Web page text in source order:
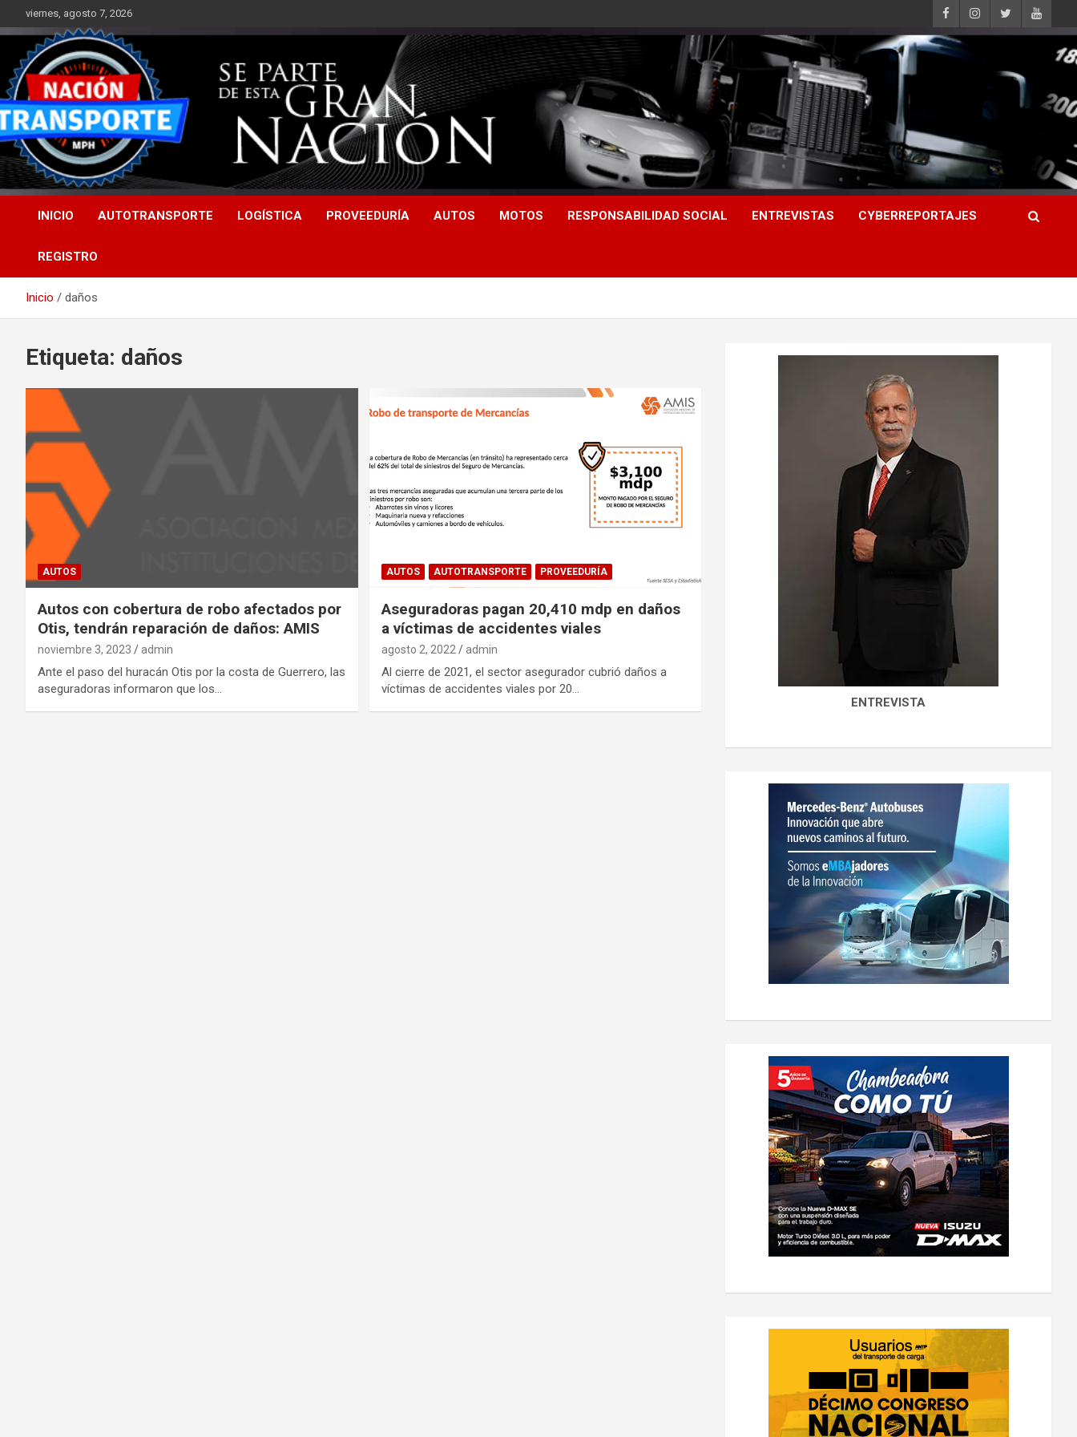
al
contenido
viernes, agosto 7, 2026
INICIO AUTOTRANSPORTE LOGÍSTICA PROVEEDURÍA AUTOS MOTOS RESPONSABILIDAD SOCIAL ENTREVISTAS CYBERREPORTAJES
REGISTRO
Inicio daños
Etiqueta: daños
AUTOS
Autos con cobertura de robo afectados por
Otis, tendrán reparación de daños: AMIS
noviembre 3, 2023 admin
Ante el paso del huracán Otis por la costa de Guerrero, las
aseguradoras informaron que los…
AUTOS AUTOTRANSPORTE PROVEEDURÍA
Aseguradoras pagan 20,410 mdp en daños
a víctimas de accidentes viales
agosto 2, 2022 admin
Al cierre de 2021, el sector asegurador cubrió daños a
víctimas de accidentes viales por 20…
ENTREVISTA